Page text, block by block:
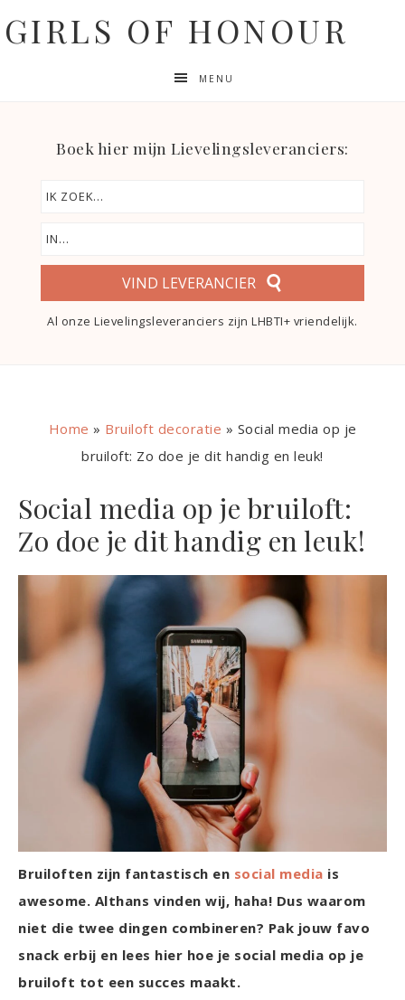
GIRLS OF HONOUR
MENU
Boek hier mijn Lievelingsleveranciers:
VIND LEVERANCIER
Al onze Lievelingsleveranciers zijn LHBTI+ vriendelijk.
Home » Bruiloft decoratie » Social media op je
bruiloft: Zo doe je dit handig en leuk!
Social media op je bruiloft:
Zo doe je dit handig en leuk!
Bruiloften zijn fantastisch en social media is
awesome. Althans vinden wij, haha! Dus waarom
niet die twee dingen combineren? Pak jouw favo
snack erbij en lees hier hoe je social media op je
bruiloft tot een succes maakt.